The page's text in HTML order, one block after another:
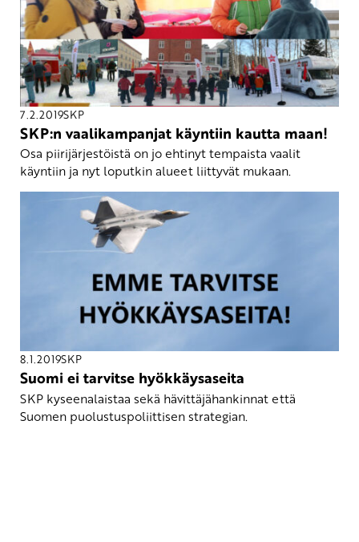
7.2.2019SKP
SKP:n vaalikampanjat käyntiin kautta maan!
Osa piirijärjestöistä on jo ehtinyt tempaista vaalit
käyntiin ja nyt loputkin alueet liittyvät mukaan.
8.1.2019SKP
Suomi ei tarvitse hyökkäysaseita
SKP kyseenalaistaa sekä hävittäjähankinnat että
Suomen puolustuspoliittisen strategian.